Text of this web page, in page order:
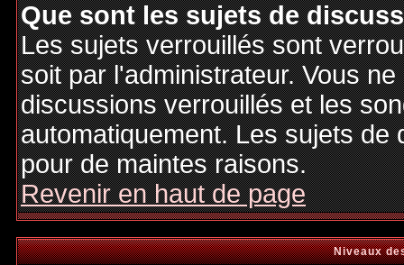
Que sont les sujets de
Les sujets verrouillés sont
soit par l'administrateur. Vous
discussions verrouillés et les
automatiquement. Les sujets
pour de maintes raisons.
Revenir en haut de page
Niveaux